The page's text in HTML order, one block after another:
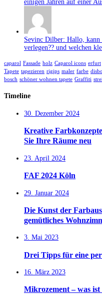
einigen Jahren auf einer
Sevinc Dilber: Hallo, kann
verlegen?? und welchen
caparol Fassade holz Caparol icons erfurt
Tapete tapezieren rigips maler farbe
bosch schöner wohnen tapete Graffiti
Timeline
30. Dezember 2024
Kreative
Sie Ihre Räume neu
23. April 2024
FAF 2024 Köln
29. Januar 2024
Die Kunst der
gemütliches
3. Mai 2023
Drei Tipps für eine
16. März 2023
Mikrozement – was ist